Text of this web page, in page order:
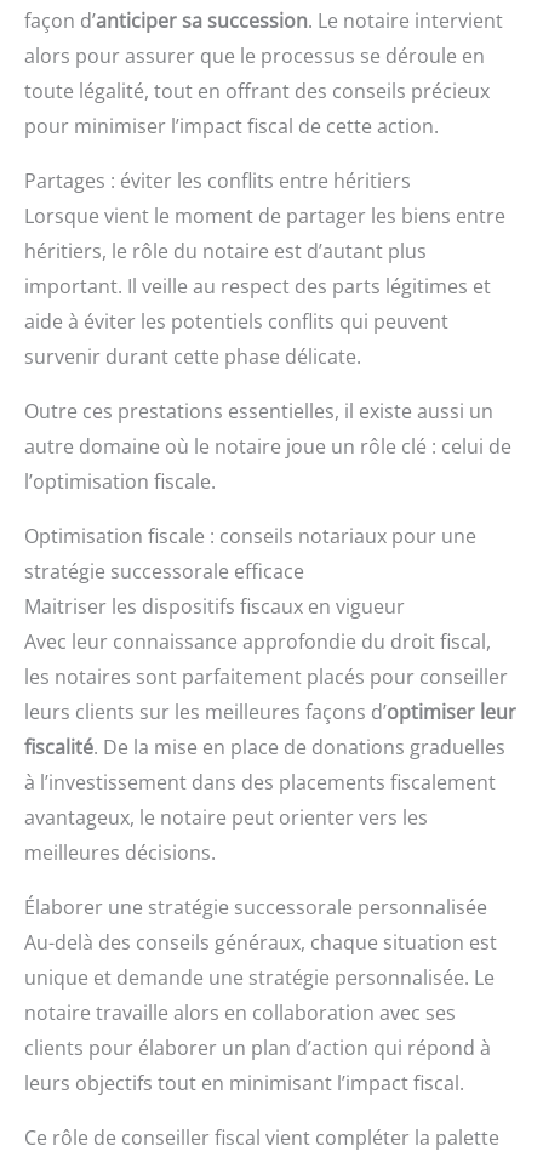
façon d’anticiper sa succession. Le notaire intervient
alors pour assurer que le processus se déroule en
toute légalité, tout en offrant des conseils précieux
pour minimiser l’impact fiscal de cette action.
Partages : éviter les conflits entre héritiers
Lorsque vient le moment de partager les biens entre
héritiers, le rôle du notaire est d’autant plus
important. Il veille au respect des parts légitimes et
aide à éviter les potentiels conflits qui peuvent
survenir durant cette phase délicate.
Outre ces prestations essentielles, il existe aussi un
autre domaine où le notaire joue un rôle clé : celui de
l’optimisation fiscale.
Optimisation fiscale : conseils notariaux pour une
stratégie successorale efficace
Maitriser les dispositifs fiscaux en vigueur
Avec leur connaissance approfondie du droit fiscal,
les notaires sont parfaitement placés pour conseiller
leurs clients sur les meilleures façons d’optimiser leur
fiscalité. De la mise en place de donations graduelles
à l’investissement dans des placements fiscalement
avantageux, le notaire peut orienter vers les
meilleures décisions.
Élaborer une stratégie successorale personnalisée
Au-delà des conseils généraux, chaque situation est
unique et demande une stratégie personnalisée. Le
notaire travaille alors en collaboration avec ses
clients pour élaborer un plan d’action qui répond à
leurs objectifs tout en minimisant l’impact fiscal.
Ce rôle de conseiller fiscal vient compléter la palette